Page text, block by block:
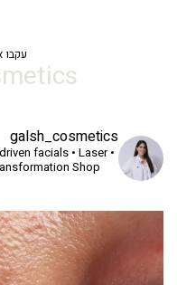
עקבו
galsh_cosmetics
facials • Laser •
Shop